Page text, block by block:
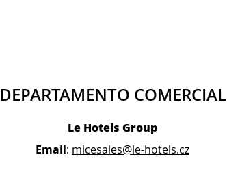
DEPARTAMENTO COMERCIAL
Le Hotels Group
Email: micesales@le-hotels.cz